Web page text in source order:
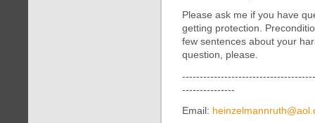
Please ask me if you have
getting protection.
few sentences about your
question, please.
---------------
Email: heinzelmannruth@